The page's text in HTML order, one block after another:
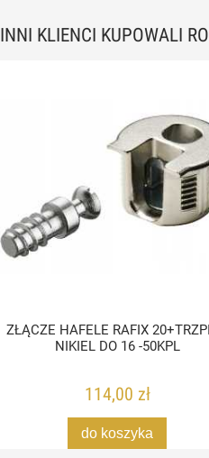
INNI KLIENCI KUPOWALI
ZŁĄCZE HAFELE RAFIX
NIKIEL DO 16 -50KPL
114,00 zł
do koszyka